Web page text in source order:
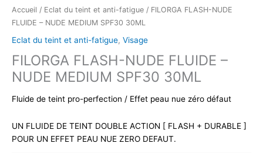
Accueil / Eclat du teint et anti-fatigue / FILORGA FLASH-NUDE
FLUIDE – NUDE MEDIUM SPF30 30ML
Eclat du teint et anti-fatigue, Visage
FILORGA FLASH-NUDE FLUIDE –
NUDE MEDIUM SPF30 30ML
Fluide de teint pro-perfection / Effet peau nue zéro défaut
UN FLUIDE DE TEINT DOUBLE ACTION [ FLASH + DURABLE ]
POUR UN EFFET PEAU NUE ZERO DEFAUT.